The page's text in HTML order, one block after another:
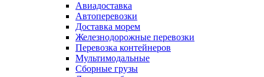
Авиадоставка
Автоперевозки
Доставка морем
Железнодорожные перевозки
Перевозка контейнеров
Мультимодальные
Сборные грузы